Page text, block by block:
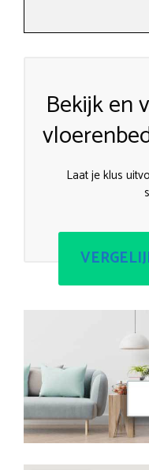
Bekijk en
Laat je klus